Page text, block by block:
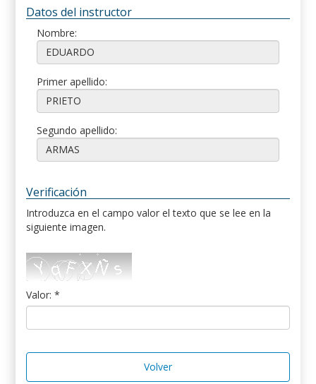
Datos del instructor
Nombre:
Primer apellido:
Segundo apellido:
Verificación
Introduzca en el campo valor el texto que se lee en la
siguiente imagen.
Valor: *
Volver